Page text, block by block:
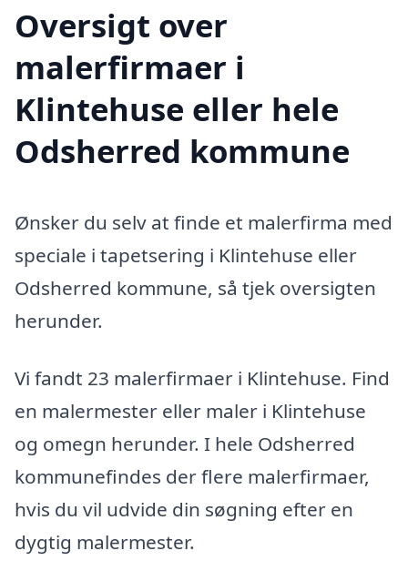
Oversigt over
malerfirmaer i
Klintehuse eller hele
Odsherred kommune
Ønsker du selv at finde et malerfirma med
speciale i tapetsering i Klintehuse eller
Odsherred kommune, så tjek oversigten
herunder.
Vi fandt 23 malerfirmaer i Klintehuse. Find
en malermester eller maler i Klintehuse
og omegn herunder. I hele Odsherred
kommunefindes der flere malerfirmaer,
hvis du vil udvide din søgning efter en
dygtig malermester.